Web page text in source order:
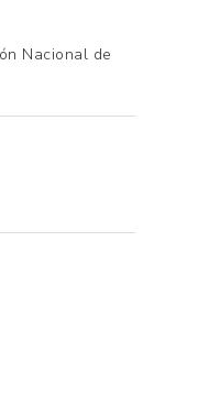
Nacional de